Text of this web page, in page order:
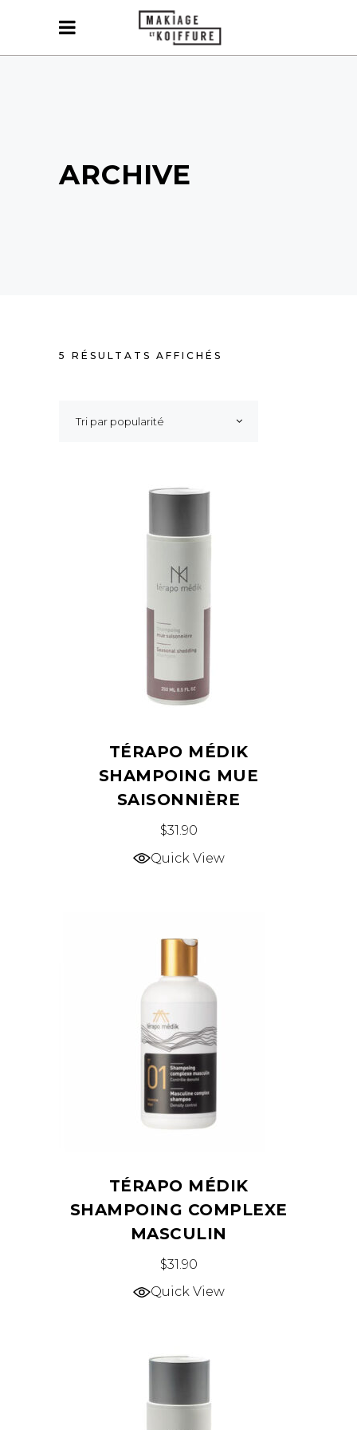
ARCHIVE
5 RÉSULTATS AFFICHÉS
Tri par popularité
TÉRAPO MÉDIK
SHAMPOING MUE
SAISONNIÈRE
$31.90
Quick View
TÉRAPO MÉDIK
SHAMPOING COMPLEXE
MASCULIN
$31.90
Quick View